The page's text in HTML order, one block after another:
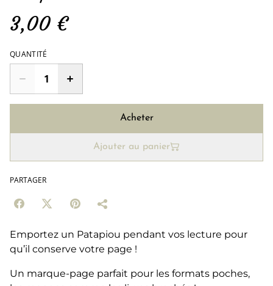
3,00 €
QUANTITÉ
Acheter
Ajouter au panier
PARTAGER
Emportez un Patapiou pendant vos lecture pour
qu’il conserve votre page !
Un marque-page parfait pour les formats poches,